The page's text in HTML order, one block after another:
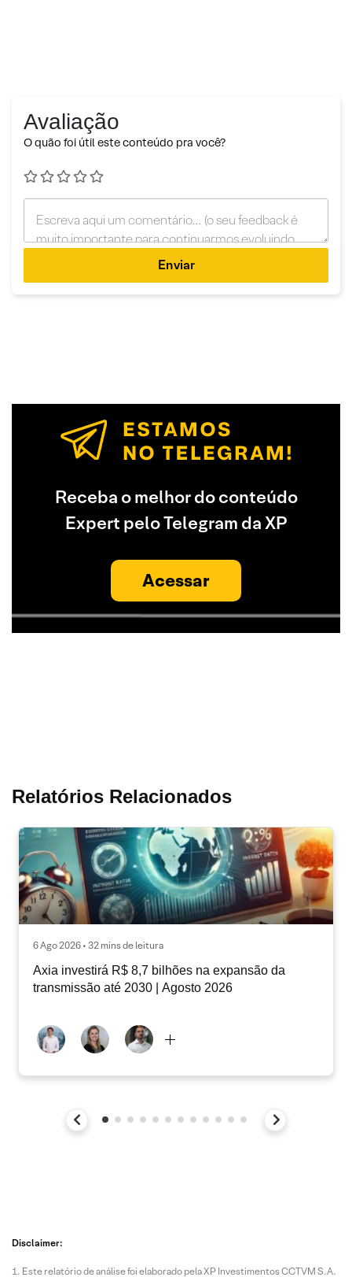
Avaliação
O quão foi útil este conteúdo pra você?
Enviar
Receba o melhor do conteúdo
Expert pelo Telegram da XP
Acessar
Relatórios Relacionados
6 Ago 2026 • 32 mins de leitura
Axia investirá R$ 8,7 bilhões na expansão da
transmissão até 2030 | Agosto 2026
Disclaimer:
Este relatório de análise foi elaborado pela XP Investimentos CCTVM S.A.